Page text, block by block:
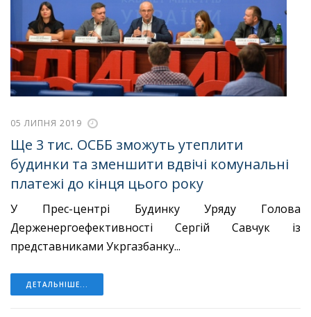
05 ЛИПНЯ 2019
Ще 3 тис. ОСББ зможуть утеплити
будинки та зменшити вдвічі комунальні
платежі до кінця цього року
У Прес-центрі Будинку Уряду Голова
Держенергоефективності Сергій Савчук із
представниками Укргазбанку...
ДЕТАЛЬНІШЕ...